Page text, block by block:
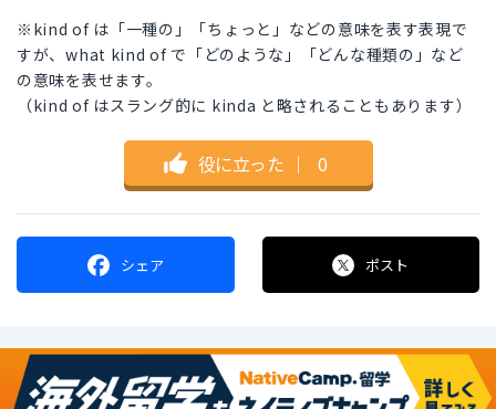
※kind of は「一種の」「ちょっと」などの意味を表す表現で
すが、what kind of で「どのような」「どんな種類の」など
の意味を表せます。
（kind of はスラング的に kinda と略されることもあります）
役に立った ｜ 0
シェア ポスト